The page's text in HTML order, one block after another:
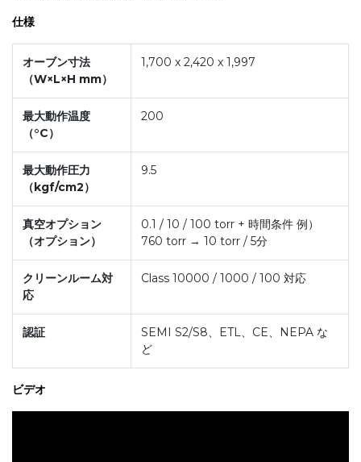
仕様
オーブン寸法
（W×L×H mm）
1,700 x 2,420 x 1,997
最大動作温度
（°C）
200
最大動作圧力
（kgf/cm2）
9.5
真空オプション
（オプション）
0.1 / 10 / 100 torr + 時間条件 例）
760 torr → 10 torr / 5分
クリーンルーム対
応
Class 10000 / 1000 / 100 対応
認証
SEMI S2/S8、ETL、CE、NEPA な
ど
ビデオ